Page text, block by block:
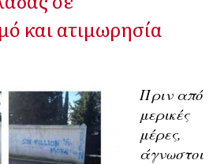
και ατιμωρησία
Πριν από
μερικές
μέρες,
άγνωστοι